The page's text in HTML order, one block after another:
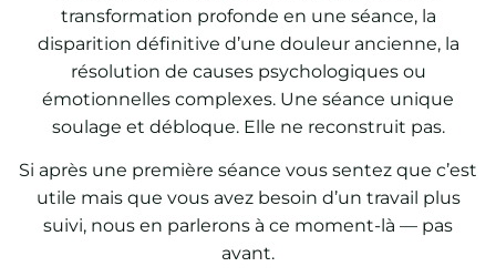
transformation profonde en une séance, la
disparition définitive d’une douleur ancienne, la
résolution de causes psychologiques ou
émotionnelles complexes. Une séance unique
soulage et débloque. Elle ne reconstruit pas.
Si après une première séance vous sentez que c’est
utile mais que vous avez besoin d’un travail plus
suivi, nous en parlerons à ce moment-là — pas
avant.